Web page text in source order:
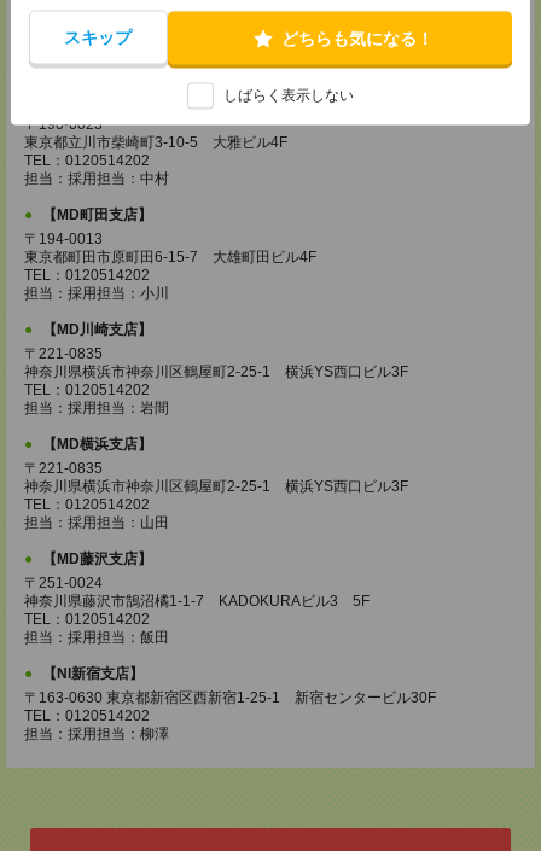
スキップ どちらも気になる！
しばらく表示しない
〒163-0630
東京都新宿区西新宿1-25-1 新宿センタービル30F
TEL：0120514202
担当：採用担当：三浦
〒190-0023
東京都立川市柴崎町3-10-5 大雅ビル4F
TEL：0120514202
担当：採用担当：中村
【MD町田支店】
〒194-0013
東京都町田市原町田6-15-7 大雄町田ビル4F
TEL：0120514202
担当：採用担当：小川
【MD川崎支店】
〒221-0835
神奈川県横浜市神奈川区鶴屋町2-25-1 横浜YS西口ビル3F
TEL：0120514202
担当：採用担当：岩間
【MD横浜支店】
〒221-0835
神奈川県横浜市神奈川区鶴屋町2-25-1 横浜YS西口ビル3F
TEL：0120514202
担当：採用担当：山田
【MD藤沢支店】
〒251-0024
神奈川県藤沢市鵠沼橘1-1-7 KADOKURAビル3 5F
TEL：0120514202
担当：採用担当：飯田
【NI新宿支店】
〒163-0630 東京都新宿区西新宿1-25-1 新宿センタービル30F
TEL：0120514202
担当：採用担当：柳澤